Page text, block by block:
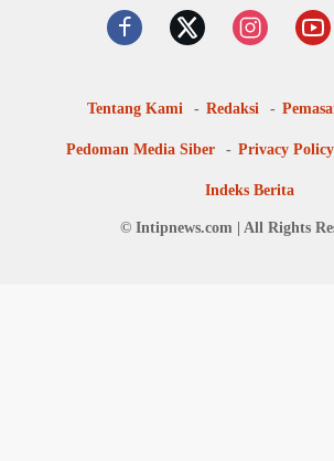
Tentang Kami Redaksi
Pedoman Media Siber Privacy Policy
Indeks Berita
© Intipnews.com | All Rights